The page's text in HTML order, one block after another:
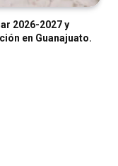
2026-2027 y
en Guanajuato.